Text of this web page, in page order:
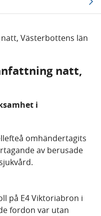
Västerbottens län
natt,
i
omhändertagits
av berusade
på E4 Viktoriabron i
fordon var utan